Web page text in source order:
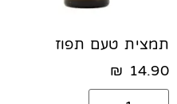
תמצית טעם תפוז
14.90
₪